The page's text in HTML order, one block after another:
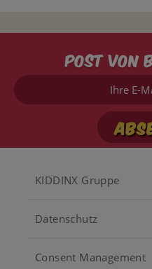
Post von
Ihre
Mail-
Footer
KIDDINX Gruppe
Datenschutz
Consent Management